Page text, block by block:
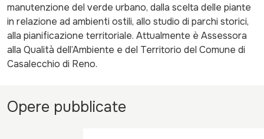
manutenzione del verde urbano, dalla scelta delle piante
in relazione ad ambienti ostili, allo studio di parchi storici,
alla pianificazione territoriale. Attualmente è Assessora
alla Qualità dell’Ambiente e del Territorio del Comune di
Casalecchio di Reno.
Opere pubblicate